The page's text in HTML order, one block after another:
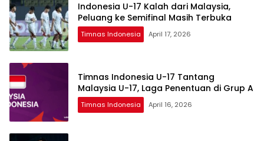
Indonesia U-17 Kalah dari Malaysia,
Peluang ke Semifinal Masih Terbuka
Timnas Indonesia April 17, 2026
Timnas Indonesia U-17 Tantang
Malaysia U-17, Laga Penentuan di Grup A
Timnas Indonesia April 16, 2026